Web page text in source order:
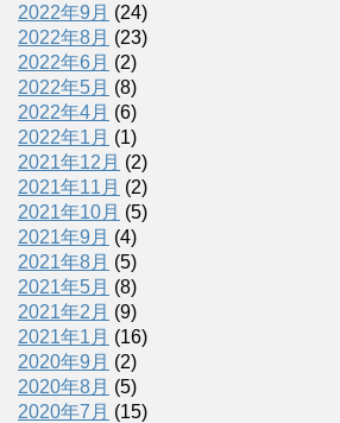
2022年9月 (24)
2022年8月 (23)
2022年6月 (2)
2022年5月 (8)
2022年4月 (6)
2022年1月 (1)
2021年12月 (2)
2021年11月 (2)
2021年10月 (5)
2021年9月 (4)
2021年8月 (5)
2021年5月 (8)
2021年2月 (9)
2021年1月 (16)
2020年9月 (2)
2020年8月 (5)
2020年7月 (15)